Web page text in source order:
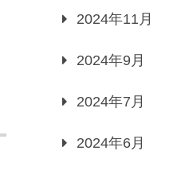
2024年11月
2024年9月
2024年7月
2024年6月